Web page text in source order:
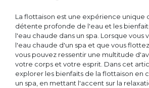
La flottaison est une expérience unique
détente profonde de l'eau et les
l'eau chaude dans un spa. Lorsque vous
l'eau chaude d'un spa et que vous
vous pouvez ressentir une multitude
votre corps et votre esprit. Dans cet
explorer les bienfaits de la flottaison en
un spa, en mettant l'accent sur la